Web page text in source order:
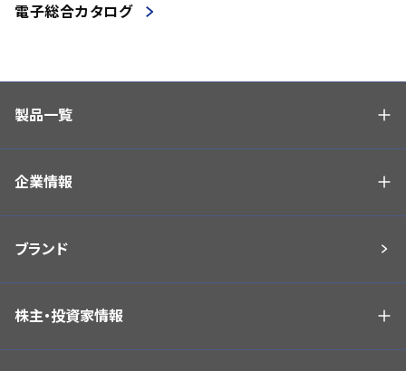
電子総合カタログ
製品一覧
企業情報
ブランド
株主・投資家情報